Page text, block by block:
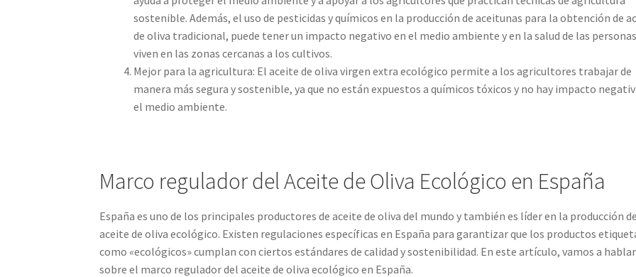
sostenible. Además, el uso de pesticidas y químicos en la producción de aceitunas para la obtención de
de oliva tradicional, puede tener un impacto negativo en el medio ambiente y en la salud de las
viven en las zonas cercanas a los cultivos.
Mejor para la agricultura: El aceite de oliva virgen extra ecológico permite a los agricultores trabajar de
manera más segura y sostenible, ya que no están expuestos a químicos tóxicos y no hay impacto
el medio ambiente.
Marco regulador del Aceite de Oliva Ecológico en España
España es uno de los principales productores de aceite de oliva del mundo y también es líder en la producción de
aceite de oliva ecológico. Existen regulaciones específicas en España para garantizar que los productos
como «ecológicos» cumplan con ciertos estándares de calidad y sostenibilidad. En este artículo, vamos a hablar
sobre el marco regulador del aceite de oliva ecológico en España.